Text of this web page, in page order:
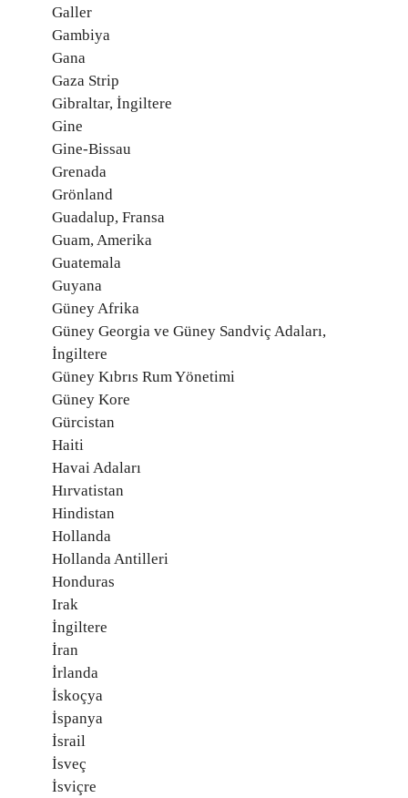
Galler
Gambiya
Gana
Gaza Strip
Gibraltar, İngiltere
Gine
Gine-Bissau
Grenada
Grönland
Guadalup, Fransa
Guam, Amerika
Guatemala
Guyana
Güney Afrika
Güney Georgia ve Güney Sandviç Adaları,
İngiltere
Güney Kıbrıs Rum Yönetimi
Güney Kore
Gürcistan
Haiti
Havai Adaları
Hırvatistan
Hindistan
Hollanda
Hollanda Antilleri
Honduras
Irak
İngiltere
İran
İrlanda
İskoçya
İspanya
İsrail
İsveç
İsviçre